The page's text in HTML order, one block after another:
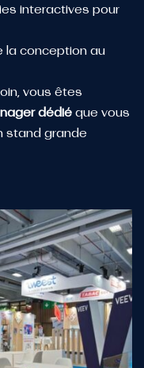
interactives pour
la conception au
vous êtes
dédié que vous
stand grande